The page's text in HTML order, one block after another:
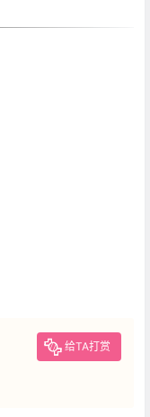
给TA打赏